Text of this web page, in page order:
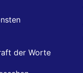
der Worte